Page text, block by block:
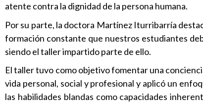
atente contra la dignidad de la persona humana.
Por su parte, la doctora Martínez Iturribarría
formación constante que nuestros estudiantes
siendo el taller impartido parte de ello.
El taller tuvo como objetivo fomentar una
vida personal, social y profesional y aplicó un
las habilidades blandas como capacidades